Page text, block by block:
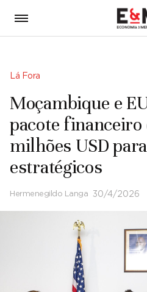
Lá Fora
Moçambique e
pacote financeiro
milhões USD
estratégicos
Hermenegildo Langa 30/4/2026